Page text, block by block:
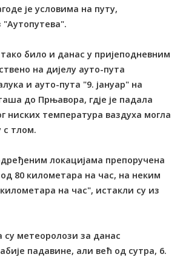
је условима на путу,
"Аутопутева".
било и данас у пријеподневним
на дијелу ауто-пута
и ауто-пута "9. јануар" на
до Прњавора, гдје је падала
ниских температура ваздуха могла
с тлом.
локацијама препоручена
80 километара на час, на неким
на час", истакли су из
су метеоролози за данас
падавине, али већ од сутра, 6.